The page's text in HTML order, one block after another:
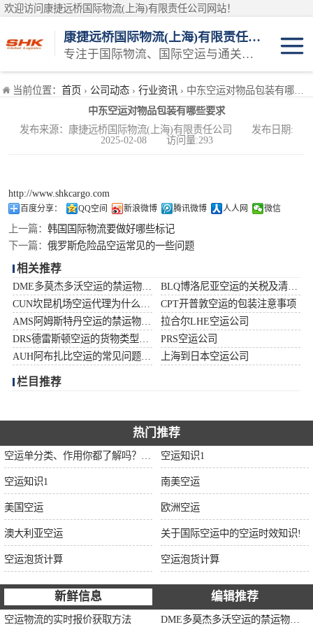
欢迎访问康捷远桥国际物流(上海)有限责任公司网站！
康捷远桥国际物流(上海)有限责任公司
专注于国际物流、国际空运与通关一体化一站式物流服务商
当前位置： 首页 › 公司动态 › 行业资讯 › 中东空运对物品包装有哪些要求
中东空运对物品包装有哪些要求
发布来源：康捷远桥国际物流(上海)有限责任公司 发布日期:
2025-02-08 访问量:293
http://www.shkcargo.com
百度分享： QQ空间 新浪微博 腾讯微博 人人网 微信
上一篇： 韩国国际物流要做好哪些标记
下一篇： 俄罗斯危险品空运常见的一些问题
相关推荐
CPT开普敦空运的包装注意事项
拉合尔LHE空运公司
PRS空运公司
上海到日本空运公司
栏目推荐
热门推荐
空运知识1
空运知识1 南美空运
美国空运 欧洲空运
澳大利亚空运 关于国际空运中的空运时效知识!
空运泡货计算 空运泡货计算
新鲜信息 编辑推荐
空运物流的实时报价获取方法
日本空运
韩国空运
印度空运
巴基斯坦空运
澳大利亚空运
俄罗斯空运
加拿大空运
伊朗空运
中东空运
非洲空运
南美空运